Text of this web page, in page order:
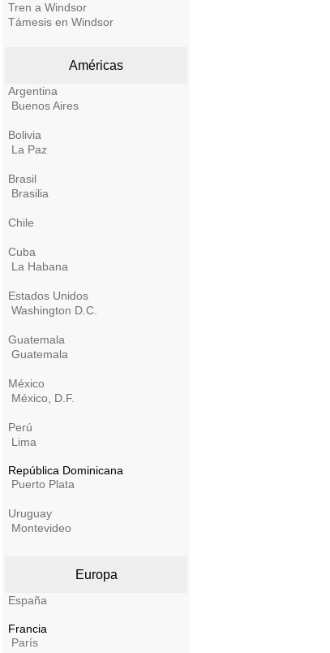
Tren a Windsor
Támesis en Windsor
Américas
Argentina
Buenos Aires
Bolivia
La Paz
Brasil
Brasilia
Chile
Cuba
La Habana
Estados Unidos
Washington D.C.
Guatemala
Guatemala
México
México, D.F.
Perú
Lima
República Dominicana
Puerto Plata
Uruguay
Montevideo
Europa
España
Francia
París